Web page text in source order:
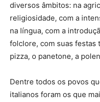
diversos âmbitos: na
religiosidade, com a
na língua, com a
folclore, com suas festas
pizza, o panetone, a
Dentre todos os povos
italianos foram os que